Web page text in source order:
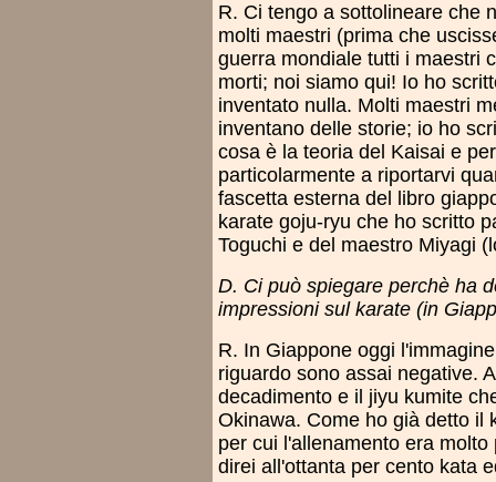
R. Ci tengo a sottolineare che
molti maestri (prima che
guerra mondiale tutti i maestri
morti; noi siamo qui! Io ho
inventato nulla. Molti maestri
inventano delle storie; io ho
cosa è la teoria del Kaisai e
particolarmente a riportarvi
fascetta esterna del libro
karate goju-ryu che ho scritto
Toguchi e del maestro Miyagi
D. Ci può spiegare perchè ha
impressioni sul karate (in
R. In Giappone oggi
riguardo sono assai negative.
decadimento e il jiyu kumite
Okinawa. Come ho già detto il
per cui l'allenamento era
direi all'ottanta per cento kata